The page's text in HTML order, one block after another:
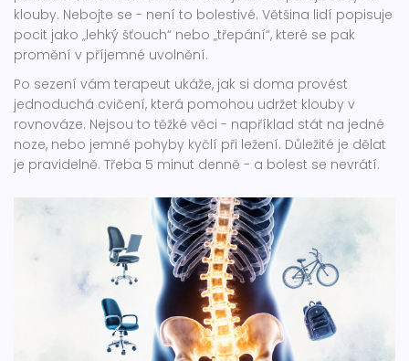
klouby. Nebojte se - není to bolestivé. Většina lidí popisuje
pocit jako „lehký šťouch“ nebo „třepání“, které se pak
promění v příjemné uvolnění.
Po sezení vám terapeut ukáže, jak si doma provést
jednoduchá cvičení, která pomohou udržet klouby v
rovnováze. Nejsou to těžké věci - například stát na jedné
noze, nebo jemné pohyby kyčlí při ležení. Důležité je dělat
je pravidelně. Třeba 5 minut denně - a bolest se nevrátí.